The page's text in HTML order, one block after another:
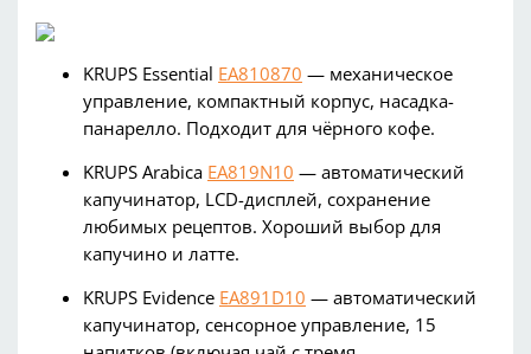
KRUPS Essential EA810870 — механическое
управление, компактный корпус, насадка-
панарелло. Подходит для чёрного кофе.
KRUPSArabica EA819N10 — автоматический
капучинатор, LCD-дисплей, сохранение
любимых рецептов. Хороший выбор для
капучино и латте.
KRUPS Evidence EA891D10 — автоматический
капучинатор, сенсорное управление, 15